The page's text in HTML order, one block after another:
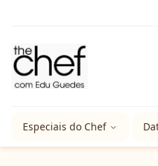
Especiais do Chef